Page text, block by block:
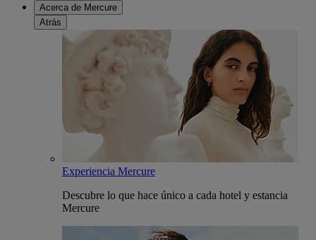
Acerca de Mercure
Atrás
Experiencia Mercure
Descubre lo que hace único a cada hotel y estancia
Mercure